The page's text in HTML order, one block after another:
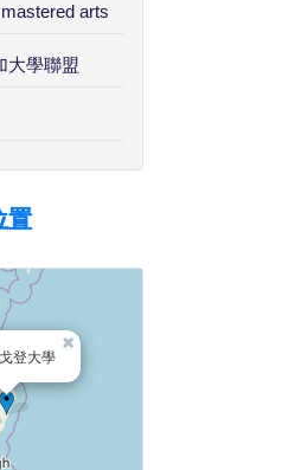
arts
大學聯盟
置
登大學
×